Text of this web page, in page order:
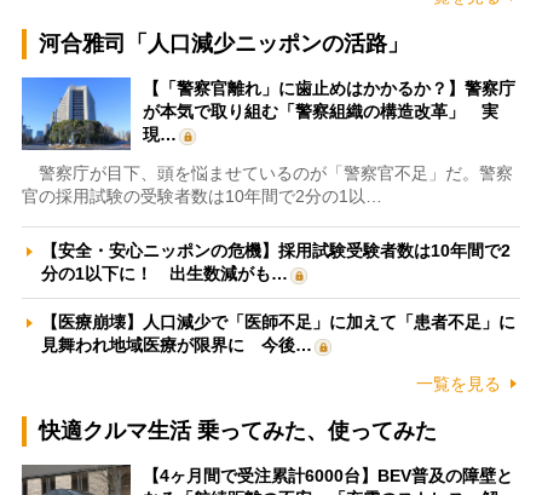
河合雅司「人口減少ニッポンの活路」
【「警察官離れ」に歯止めはかかるか？】警察庁
が本気で取り組む「警察組織の構造改革」 実
現…
警察庁が目下、頭を悩ませているのが「警察官不足」だ。警察
官の採用試験の受験者数は10年間で2分の1以…
【安全・安心ニッポンの危機】採用試験受験者数は10年間で2
分の1以下に！ 出生数減がも…
【医療崩壊】人口減少で「医師不足」に加えて「患者不足」に
見舞われ地域医療が限界に 今後…
一覧を見る
快適クルマ生活 乗ってみた、使ってみた
【4ヶ月間で受注累計6000台】BEV普及の障壁と